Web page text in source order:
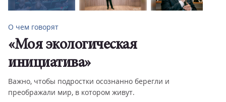
О чем говорят
«Моя экологическая
инициатива»
Важно, чтобы подростки осознанно берегли и
преображали мир, в котором живут.